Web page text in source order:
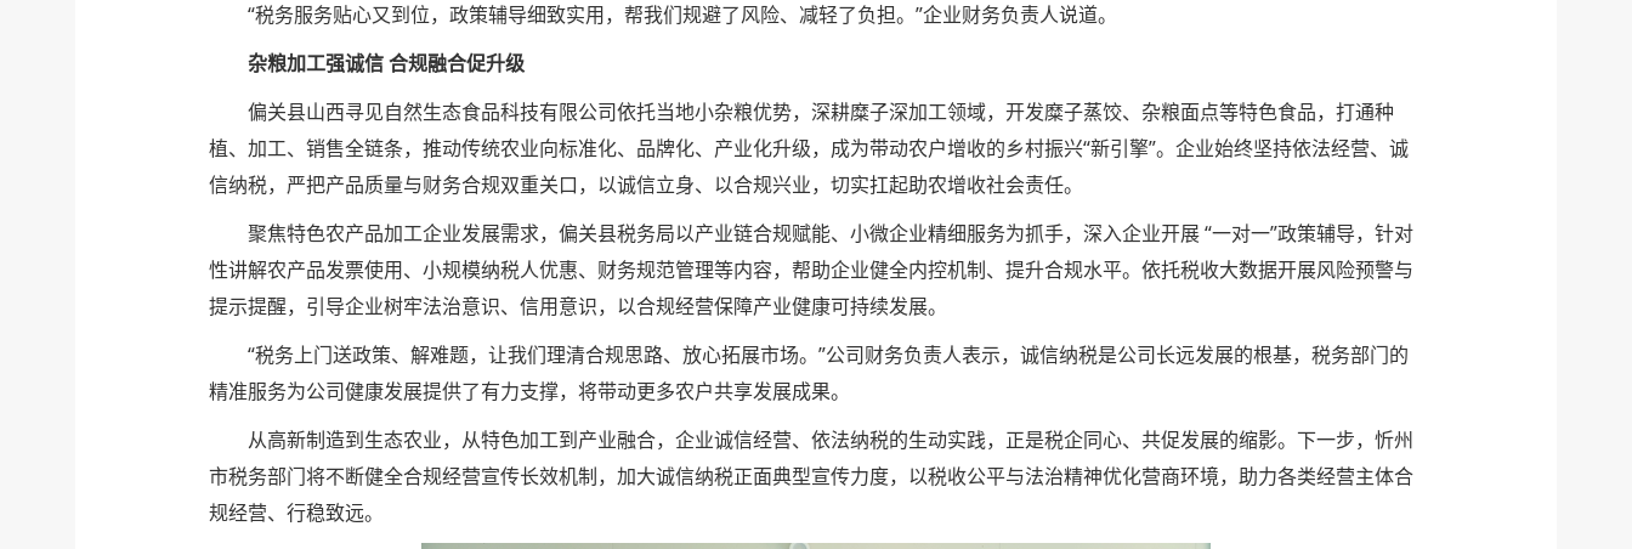
“税务服务贴心又到位，政策辅导细致实用，帮我们规避了风险、减轻了负担。”企业财务负责人说道。
杂粮加工强诚信 合规融合促升级
偏关县山西寻见自然生态食品科技有限公司依托当地小杂粮优势，深耕糜子深加工领域，开发糜子蒸饺、杂粮面点等特色食品，打通种
植、加工、销售全链条，推动传统农业向标准化、品牌化、产业化升级，成为带动农户增收的乡村振兴“新引擎”。企业始终坚持依法经营、诚
信纳税，严把产品质量与财务合规双重关口，以诚信立身、以合规兴业，切实扛起助农增收社会责任。
聚焦特色农产品加工企业发展需求，偏关县税务局以产业链合规赋能、小微企业精细服务为抓手，深入企业开展 “一对一”政策辅导，针对
性讲解农产品发票使用、小规模纳税人优惠、财务规范管理等内容，帮助企业健全内控机制、提升合规水平。依托税收大数据开展风险预警与
提示提醒，引导企业树牢法治意识、信用意识，以合规经营保障产业健康可持续发展。
“税务上门送政策、解难题，让我们理清合规思路、放心拓展市场。”公司财务负责人表示，诚信纳税是公司长远发展的根基，税务部门的
精准服务为公司健康发展提供了有力支撑，将带动更多农户共享发展成果。
从高新制造到生态农业，从特色加工到产业融合，企业诚信经营、依法纳税的生动实践，正是税企同心、共促发展的缩影。下一步，忻州
市税务部门将不断健全合规经营宣传长效机制，加大诚信纳税正面典型宣传力度，以税收公平与法治精神优化营商环境，助力各类经营主体合
规经营、行稳致远。